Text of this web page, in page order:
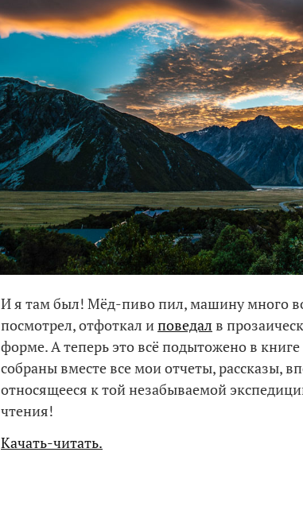
И я там был! Мёд-пиво пил, машину много
посмотрел, отфоткал иповедал в
форме. А теперь это всё подытожено в
собраны вместе все мои отчеты, рассказы,
относящееся к той незабываемой
чтения!
Качать-читать.